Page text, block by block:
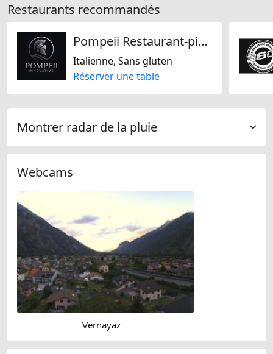
Restaurants recommandés
Pompeii Restaurant-pizzeria
Italienne, Sans gluten
Réserver une table
Montrer radar de la pluie
Webcams
Vernayaz